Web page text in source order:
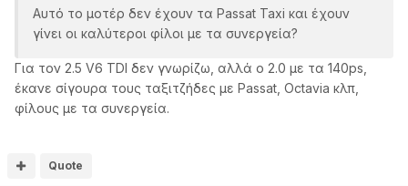
Αυτό το μοτέρ δεν έχουν τα Passat Taxi και έχουν
γίνει οι καλύτεροι φίλοι με τα συνεργεία?
Για τον 2.5 V6 TDI δεν γνωρίζω, αλλά ο 2.0 με τα 140ps,
έκανε σίγουρα τους ταξιτζήδες με Passat, Octavia κλπ,
φίλους με τα συνεργεία.
Quote